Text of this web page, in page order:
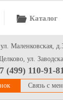
на 2 шт с
Каталог
Маленковская,
ул.
(499) 110-91-
Связь с